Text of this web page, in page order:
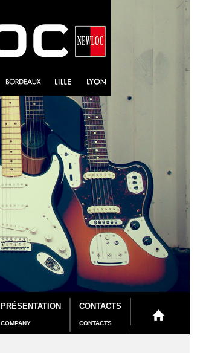
PRÉSENTATION
COMPANY
CONTACTS
CONTACTS